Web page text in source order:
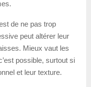
de ne pas trop
peut altérer leur
Mieux vaut les
possible, surtout si
et leur texture.